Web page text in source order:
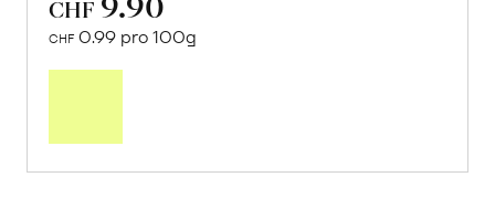
CHF
CHF 0.99 pro 100g